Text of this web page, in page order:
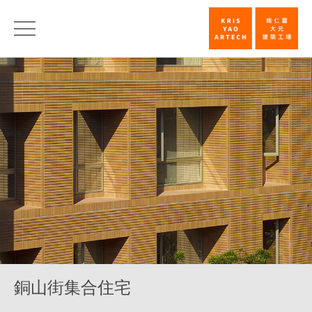
銅
山
街
集
合
住
宅
_
住
宅
_
銅山街集合住宅